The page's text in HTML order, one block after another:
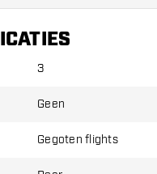
3
Geen
Gegoten flights